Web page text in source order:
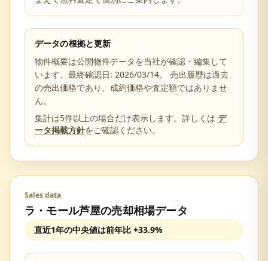
データの根拠と更新
物件概要は公開物件データを当社が確認・編集して
います。最終確認日: 2026/03/14。 売出履歴は過去
の売出価格であり、成約価格や査定額ではありませ
ん。
集計は5件以上の場合だけ表示します。詳しくは デ
ータ掲載方針をご確認ください。
Sales data
ラ・モール芦屋の売却相場データ
直近1年の中央値は前年比 +33.9%